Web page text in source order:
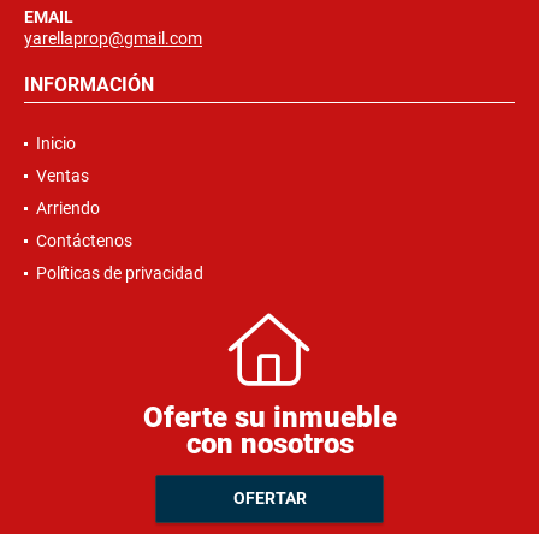
EMAIL
yarellaprop@gmail.com
INFORMACIÓN
Inicio
Ventas
Arriendo
Contáctenos
Políticas de privacidad
Oferte su inmueble
con nosotros
OFERTAR